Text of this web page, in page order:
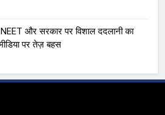
और सरकार पर विशाल ददलानी का
पर तेज़ बहस